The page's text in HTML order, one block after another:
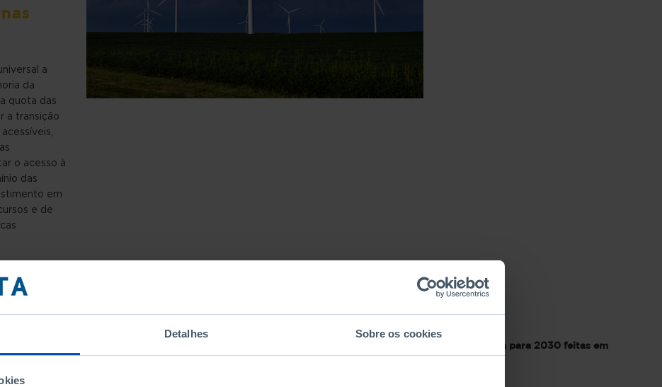
Detalhes Sobre os cookies
a
da
quota das
a transição
o acesso à
das
em
e de
e de energia final
de energia em pelo menos 11,7 % até 2030, em comparação com as previsões de consumo de energia para 2030 feitas em
e primário de energia não exceda 763 Mtep e 992,5 Mtep